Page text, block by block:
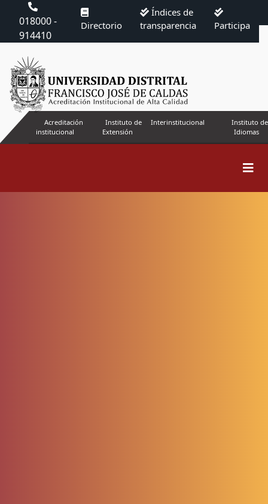
018000 -
914410
Directorio
Índices de
transparencia
Participa
Acreditación
institucional
Instituto de
Extensión
Interinstitucional
Instituto de
Idiomas